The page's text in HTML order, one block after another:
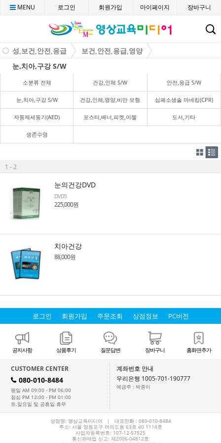
CMENU 로그인 회원가입 마이페이지 장바구니
성,보건,안전,응급
보건,안전,응급,영양
눈,치아,구강 S/W
소분류 전체 건강,인체 S/W 안전,응급 S/W
눈,치아,구강 S/W 건강,인체,영양,비만 모형 심폐소생술 마네킹(CPR)
자동제세동기(AED) 포스터,배너,피켓,이젤 도서,기타
생존수영
1 - 2
눈의건강DVD
DVD5
225,000원
치아건강
88,000원
로그인 회원가입 주문조회 상점정보 PC버전
공지사항 상품후기 질문답변 장바구니 홈화면추가
CUSTOMER CENTER
H 080-010-8484
평일 AM 09:00 - PM 06:00
점심 PM 12:00 - PM 01:00
토.일요일 및 공휴일 휴무
계좌번호 안내
우리은행 1005-701-190777
예금주 : 박종이
상점명: 영상교육미디어 | 대표전화 : 080-010-8484
주소: 서울 영등포구 여의도동 63로 40 1114호
사업자등록번호: 107-12-57525
통신판매업 신고: 제2006-04812호